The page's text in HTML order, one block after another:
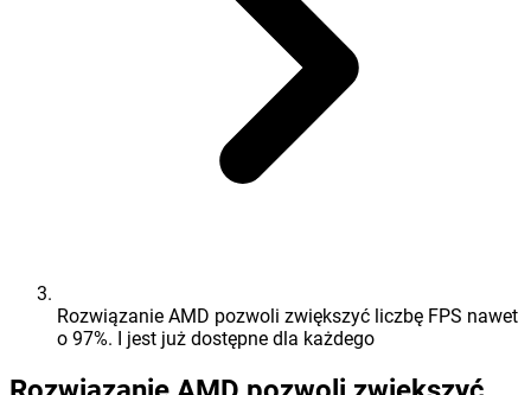
Rozwiązanie AMD pozwoli zwiększyć liczbę FPS nawet
o 97%. I jest już dostępne dla każdego